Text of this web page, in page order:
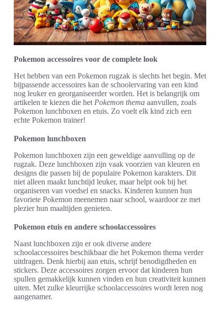
Pokemon accessoires voor de complete look
Het hebben van een Pokemon rugzak is slechts het begin. Met
bijpassende accessoires kan de schoolervaring van een kind
nog leuker en georganiseerder worden. Het is belangrijk om
artikelen te kiezen die het Pokemon thema aanvullen, zoals
Pokemon lunchboxen en etuis. Zo voelt elk kind zich een
echte Pokemon trainer!
Pokemon lunchboxen
Pokemon lunchboxen zijn een geweldige aanvulling op de
rugzak. Deze lunchboxen zijn vaak voorzien van kleuren en
designs die passen bij de populaire Pokemon karakters. Dit
niet alleen maakt lunchtijd leuker, maar helpt ook bij het
organiseren van voedsel en snacks. Kinderen kunnen hun
favoriete Pokemon meenemen naar school, waardoor ze met
plezier hun maaltijden genieten.
Pokemon etuis en andere schoolaccessoires
Naast lunchboxen zijn er ook diverse andere
schoolaccessoires beschikbaar die het Pokemon thema verder
uitdragen. Denk hierbij aan etuis, schrijf benodigdheden en
stickers. Deze accessoires zorgen ervoor dat kinderen hun
spullen gemakkelijk kunnen vinden en hun creativiteit kunnen
uiten. Met zulke kleurrijke schoolaccessoires wordt leren nog
aangenamer.